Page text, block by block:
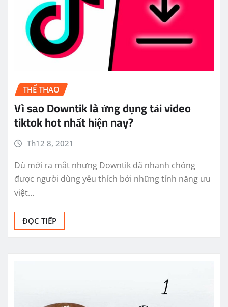
THỂ THAO
Vì sao Downtik là ứng dụng tải video
tiktok hot nhất hiện nay?
Th12 8, 2021
Dù mới ra mắt nhưng Downtik đã nhanh chóng
được người dùng yêu thích bởi những tính năng ưu
việt…
ĐỌC TIẾP